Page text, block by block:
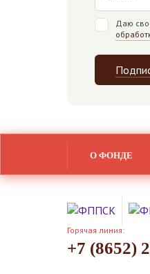
Даю
О ФОНДЕ
Горячая линия:
+7 (8652)